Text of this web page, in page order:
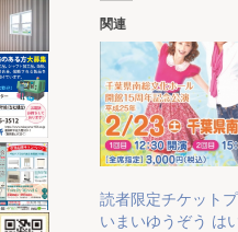
関連
読者限定チケット
いまいゆうぞう は